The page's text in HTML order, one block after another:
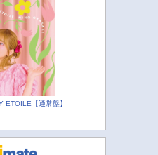
ETOILE【通常盤】